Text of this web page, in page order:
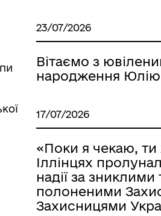
23/07/2026
Вітаємо з
народження
17/07/2026
«Поки я чекаю,
Іллінцях
надії за зниклими
полоненими
Захисницями